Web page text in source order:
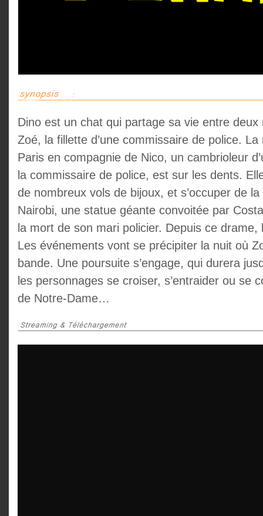
Dino est un chat qui partage sa vie entre
Zoé, la fillette d’une commissaire de police.
Paris en compagnie de Nico, un cambrioleur
la commissaire de police, est sur les dents.
de nombreux vols de bijoux, et s’occuper de
Nairobi, une statue géante convoitée par
la mort de son mari policier. Depuis ce
Les événements vont se précipiter la nuit où
bande. Une poursuite s’engage, qui durera
les personnages se croiser, s’entraider ou se
de Notre-Dame…